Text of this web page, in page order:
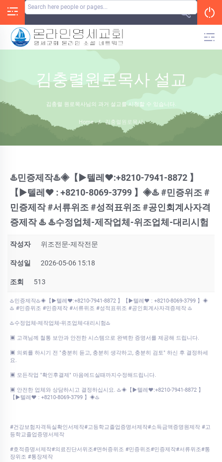
김충렬원로목사 설교
김충렬 원로목사님의 과거 설교를 시청할 수 있습니다.
Home / 김충렬원로목사
♨️민증제작♨️◈【▶텔레♥:+8210-7941-8872 】
【▶텔레♥ : +8210-8069-3799 】◈♨️ #민증위조 #
민증제작 #서류위조 #성적표위조 #공인회계사자격
증제작 ♨️ ♨️수정업체-제작업체-위조업체-대리시험
작성자 위조전문-제작전문
작성일 2026-05-06 15:18
조회 513
♨️민증제작♨️◈【▶텔레♥:+8210-7941-8872 】【▶텔레♥ : +8210-8069-3799 】◈
♨️ #민증위조 #민증제작 #서류위조 #성적표위조 #공인회계사자격증제작 ♨️
♨️수정업체-제작업체-위조업체-대리시험♨️
▣ 고객님께 철통 보안과 안전한 시스템으로 완벽한 증명서를 제공해 드립니다.
▣ 의뢰를 하시기 전 "충분히 듣고, 충분히 생각하고, 충분히 검토" 하신 후 결정하세
요.
▣ 모든작업 "확인후결제" 마음에드실때까지수정해드립니다.
▣ 안전한 업체와 상담하시고 결정하십시요. ♨️◈【▶텔레♥:+8210-7941-8872 】
【▶텔레♥ : +8210-8069-3799 】◈♨️
#건강보험자격득실확인서제작#고등학교졸업증명서제작#소득금액증명원제작 #고
등학교졸업증명서제작
#호적증명서제작#의료진단서위조#면허증위조 #민증위조#민증제작#서류위조#통
장위조 #통장제작